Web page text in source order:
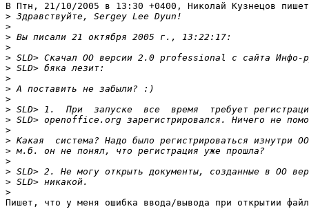
В Птн, 21/10/2005 в 13:30 +0400, Николай Кузнецов
>
>
>
>
>
>
>
>
>
>
>
>
>
>
>
>
>
>
Пишет, что у меня ошибка ввода/вывода при открытии